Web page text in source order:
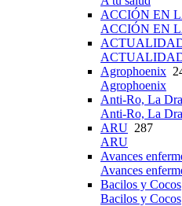
ACCIÓN EN
ACCIÓN EN
Agrophoenix
Agrophoenix
Anti-Ro, La
Anti-Ro, La
ARU 287
ARU
Avances
Avances
Bacilos y Cocos
Bacilos y Cocos